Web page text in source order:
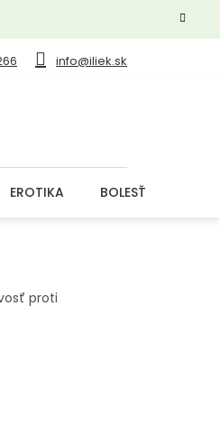
info@iliek.sk
EROTIKA BOLESŤ
proti